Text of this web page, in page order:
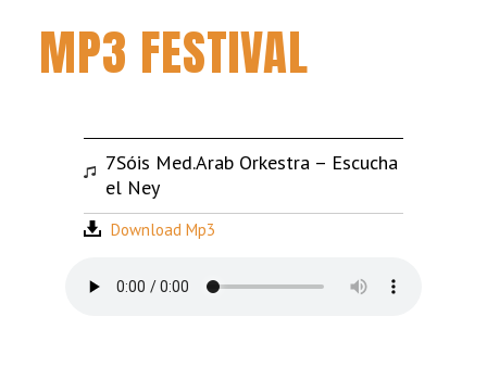
MP3 FESTIVAL
7Sóis Med.Arab Orkestra – Escucha
el Ney
Download Mp3